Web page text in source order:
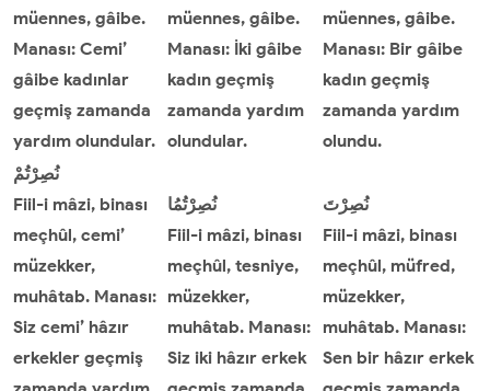
müennes, gâibe.
Manası: Cemi’
gâibe kadınlar
geçmiş zamanda
yardım olundular.
müennes, gâibe.
Manası: İki gâibe
kadın geçmiş
zamanda yardım
olundular.
müennes, gâibe.
Manası: Bir gâibe
kadın geçmiş
zamanda yardım
olundu.
نُصِرْتُمْ
Fiil-i mâzi, binası
meçhûl, cemi’
müzekker,
muhâtab. Manası:
Siz cemi’ hâzır
erkekler geçmiş
نُصِرْتُمُا
Fiil-i mâzi, binası
meçhûl, tesniye,
müzekker,
muhâtab. Manası:
Siz iki hâzır erkek
نُصِرْتَ
Fiil-i mâzi, binası
meçhûl, müfred,
müzekker,
muhâtab. Manası:
Sen bir hâzır erkek